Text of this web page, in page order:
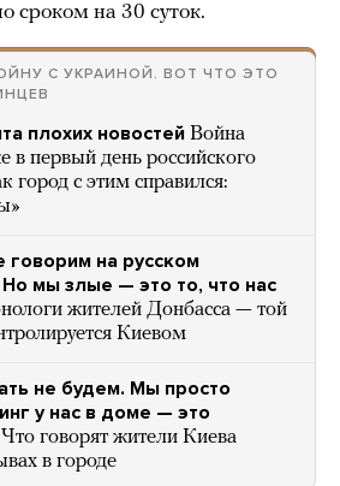
сроком на 30 суток.
С УКРАИНОЙ. ВОТ ЧТО ЭТО
плохих новостей Война
в первый день российского
город с этим справился:
на русском
Но мы злые — это то, что нас
жителей Донбасса — той
Киевом
не будем. Мы просто
у нас в доме — это
Что говорят жители Киева
в городе